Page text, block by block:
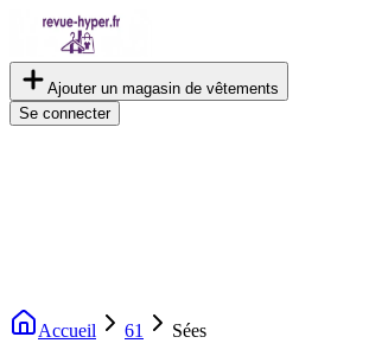
Ajouter un magasin de vêtements
Se connecter
Accueil 61 Sées